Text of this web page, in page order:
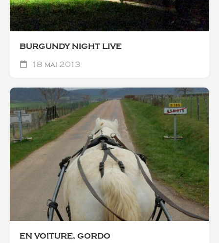
BURGUNDY NIGHT LIVE
18 mai 2013
EN VOITURE, GORDO